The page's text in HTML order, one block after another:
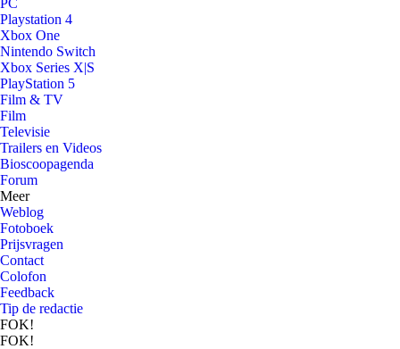
PC
Playstation 4
Xbox One
Nintendo Switch
Xbox Series X|S
PlayStation 5
Film & TV
Film
Televisie
Trailers en Videos
Bioscoopagenda
Forum
Meer
Weblog
Fotoboek
Prijsvragen
Contact
Colofon
Feedback
Tip de redactie
FOK!
FOK!